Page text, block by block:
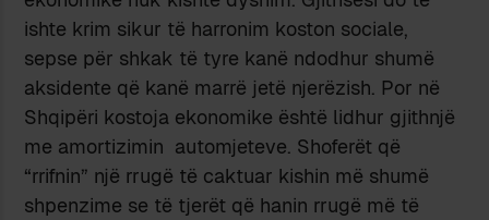
ishte krim sikur të harronim koston sociale,
sepse për shkak të tyre kanë ndodhur shumë
aksidente që kanë marrë jetë njerëzish. Por në
Shqipëri kostoja ekonomike është lidhur gjithnjë
me amortizimin automjeteve. Shoferët që
“rrifnin” një rrugë të caktuar kishin më shumë
shpenzime se të tjerët që hanin rrugë më të